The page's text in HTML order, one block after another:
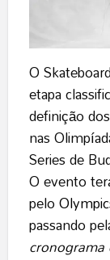
O
etapa
definição
nas
Series de
O evento
pelo
passando